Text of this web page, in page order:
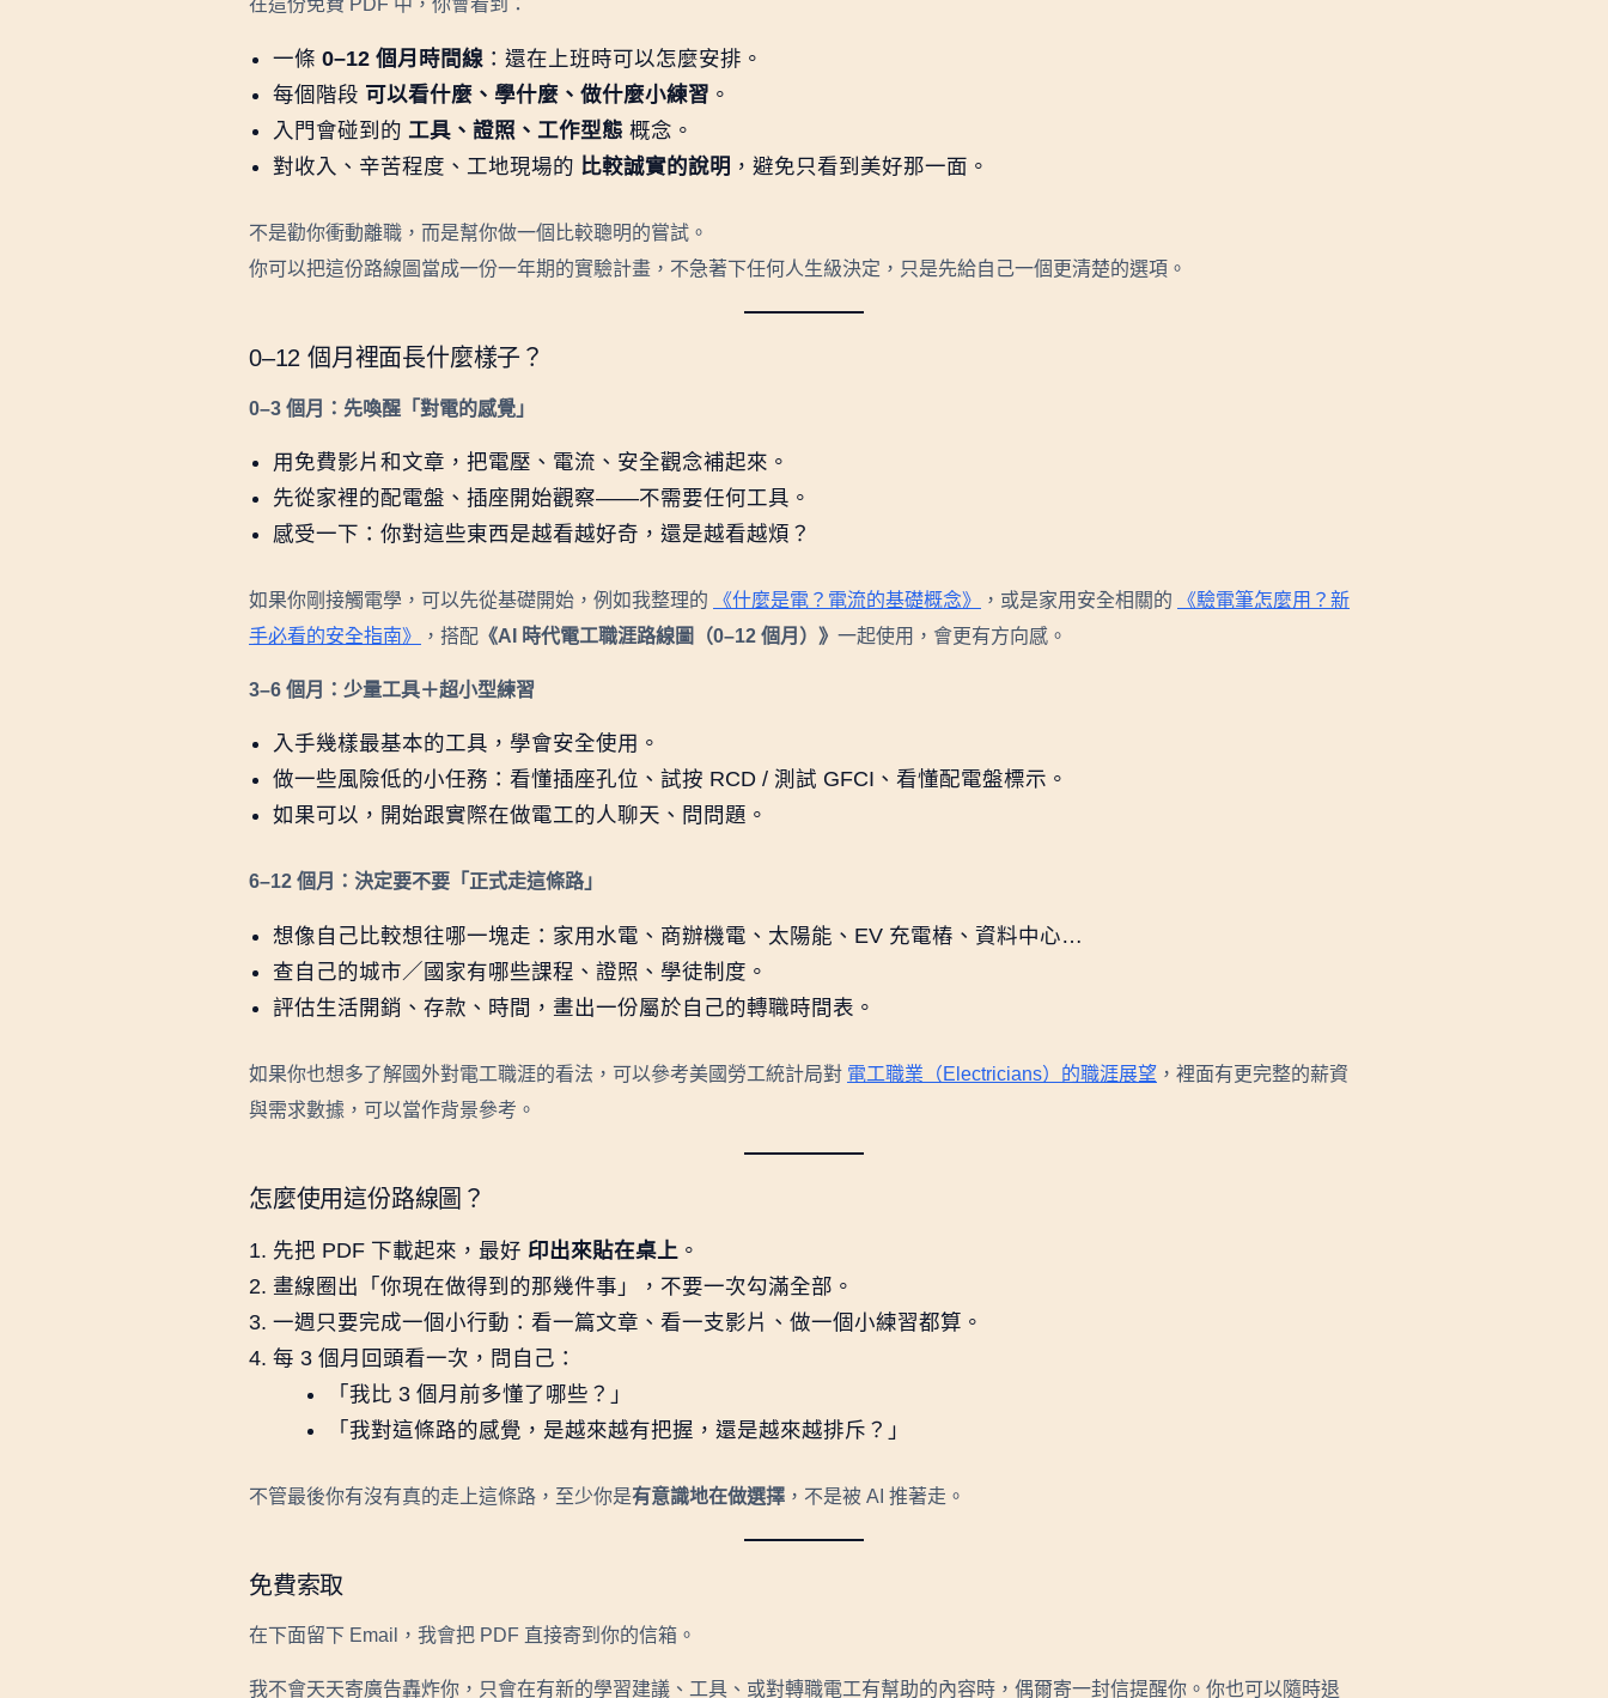
在這份免費 PDF 中，你會看到：
一條 0–12 個月時間線 ：還在上班時可以怎麼安排。
每個階段 可以看什麼、學什麼、做什麼小練習 。
入門會碰到的 工具、證照、工作型態 概念。
對收入、辛苦程度、工地現場的 比較誠實的說明 ，避免只看到美好那一面。
不是勸你衝動離職，而是幫你做一個比較聰明的嘗試。
你可以把這份路線圖當成一份一年期的實驗計畫，不急著下任何人生級決定，只是先給自己一個更清楚的選項。
0–12 個月裡面長什麼樣子？
0–3 個月：先喚醒「對電的感覺」
用免費影片和文章，把電壓、電流、安全觀念補起來。
先從家裡的配電盤、插座開始觀察——不需要任何工具。
感受一下：你對這些東西是越看越好奇，還是越看越煩？
如果你剛接觸電學，可以先從基礎開始，例如我整理的 《什麼是電？電流的基礎概念》 ，或是家用安全相關的
《驗電筆怎麼用？新
手必看的安全指南》
，搭配 《AI 時代電工職涯路線圖（0–12 個月）》 一起使用，會更有方向感。
3–6 個月：少量工具＋超小型練習
入手幾樣最基本的工具，學會安全使用。
做一些風險低的小任務：看懂插座孔位、試按 RCD / 測試 GFCI、看懂配電盤標示。
如果可以，開始跟實際在做電工的人聊天、問問題。
6–12 個月：決定要不要「正式走這條路」
想像自己比較想往哪一塊走：家用水電、商辦機電、太陽能、EV 充電樁、資料中心…
查自己的城市／國家有哪些課程、證照、學徒制度。
評估生活開銷、存款、時間，畫出一份屬於自己的轉職時間表。
如果你也想多了解國外對電工職涯的看法，可以參考美國勞工統計局對 電工職業（Electricians）的職涯展望 ，裡面有更完整的薪資
與需求數據，可以當作背景參考。
怎麼使用這份路線圖？
先把 PDF 下載起來，最好 印出來貼在桌上 。
畫線圈出「你現在做得到的那幾件事」，不要一次勾滿全部。
一週只要完成一個小行動：看一篇文章、看一支影片、做一個小練習都算。
每 3 個月回頭看一次，問自己：
「我比 3 個月前多懂了哪些？」
「我對這條路的感覺，是越來越有把握，還是越來越排斥？」
不管最後你有沒有真的走上這條路，至少你是有意識地在做選擇 ，不是被 AI 推著走。
免費索取
在下面留下 Email，我會把 PDF 直接寄到你的信箱。
我不會天天寄廣告轟炸你，只會在有新的學習建議、工具、或對轉職電工有幫助的內容時，偶爾寄一封信提醒你。你也可以隨時退